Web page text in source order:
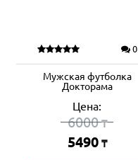
0
Мужская футболка
Докторама
Цена:
6000₸
5490 ₸